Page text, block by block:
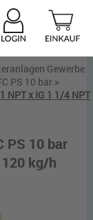
Gewerbe
PS 10 bar >
NPT x IG 1 1/4 NPT
PS 10 bar
120 kg/h